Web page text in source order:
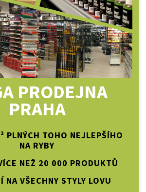
PRODEJNA
PRAHA
PLNÝCH TOHO NEJLEPŠÍHO
NA RYBY
NEŽ 20 000 PRODUKTŮ
NA VŠECHNY STYLY LOVU